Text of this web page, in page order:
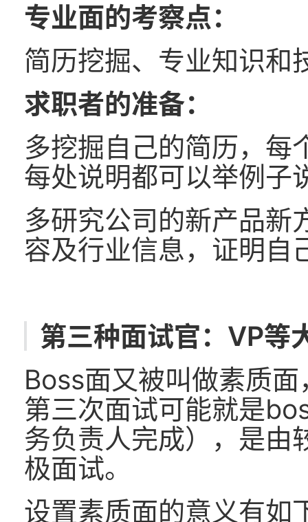
专业面的考察点：
简历挖掘、专业知识和
求职者的准备：
多挖掘自己的简历，每
每处说明都可以举例子
多研究公司的新产品新
容及行业信息，证明自
第三种面试官：VP等
Boss面又被叫做素质
第三次面试可能就是
务负责人完成），是由
极面试。
设置素质面的意义有如